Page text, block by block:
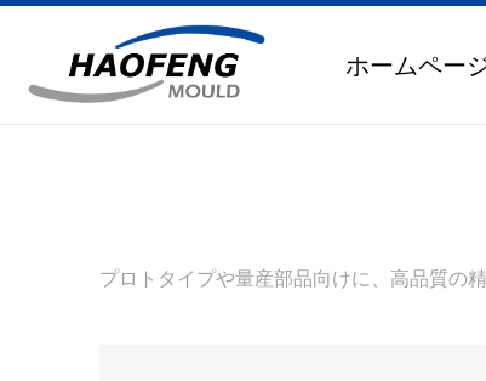
ホームペー
プロトタイプや量産部品向けに、高品質の